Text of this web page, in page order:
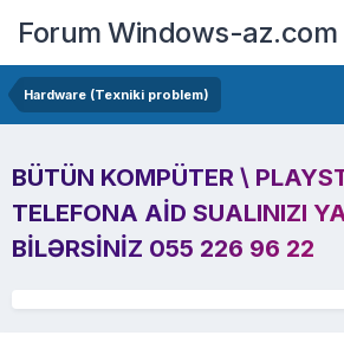
Forum Windows-az.com
Hardware (Texniki problem)
BÜTÜN KOMPÜTER \
TELEFONA AID SUALINIZI
BILƏRSINIZ 055 226 96 22